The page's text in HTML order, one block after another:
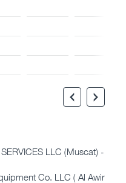
LLC (Muscat) -
Co. LLC ( Al Awir